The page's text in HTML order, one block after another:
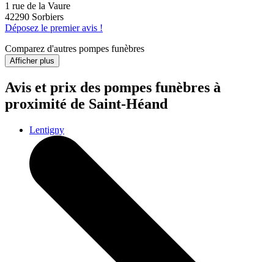
1 rue de la Vaure
42290 Sorbiers
Déposez le premier avis !
Comparez d'autres pompes funèbres
Afficher plus
Avis et prix des pompes funèbres à
proximité de Saint-Héand
Lentigny